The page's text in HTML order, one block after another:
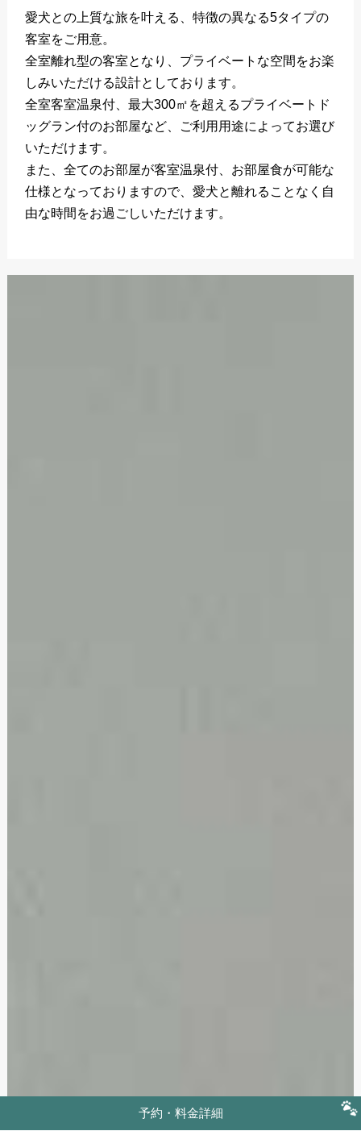
愛犬との上質な旅を叶える、特徴の異なる5タイプの
客室をご用意。
全室離れ型の客室となり、プライベートな空間をお楽
しみいただける設計としております。
全室客室温泉付、最大300㎡を超えるプライベートド
ッグラン付のお部屋など、ご利用用途によってお選び
いただけます。
また、全てのお部屋が客室温泉付、お部屋食が可能な
仕様となっておりますので、愛犬と離れることなく自
由な時間をお過ごしいただけます。
予約・料金詳細